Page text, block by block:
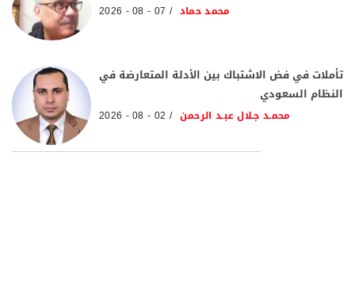
محمد حماد 07 - 08 - 2026
تأملات في فض الاشتباك بين الأدلة المتعارضة في
النظام السعودي
محمـد جـلال عبـد الرحمن 02 - 08 - 2026